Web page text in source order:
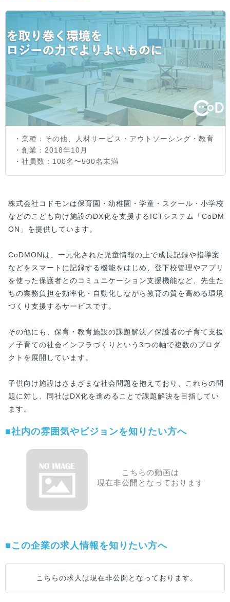
・業種：その他、人材サービス・アウトソーシング・教育
・創業：2018年10月
・社員数：100名〜500名未満
株式会社コドモンは保育園・幼稚園・学童・スクール・小学校
などのこども向け施設のDX化を支援するICTシステム「CoDM
ON」を提供しています。
CoDMONは、一元化された児童情報の上で成長記録や指導案
などをスマートに記録する機能をはじめ、登下校管理やアプリ
を使った保護者とのコミュニケーション支援機能など、先生た
ちの業務負担を効率化・自動化しながら教育の質を高める環境
づくり支援するサービスです。
その他にも、保育・教育施設の課題解決／保護者の子育て支援
／子育ての社会インフラづくりという3つの軸で複数のプロダ
クトを展開しています。
子供向け施設はさまざまな社会問題を抱えており、これらの問
題に対し、同社はDX化を進めることで課題解決を目指してい
ます。
■社内の雰囲気やビジョンを知りたい方へ
こちらの動画は
現在非公開となっております
■この企業の求人情報を知りたい方へ
こちらの求人は現在非公開となっております。